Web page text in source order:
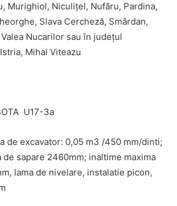
Murighiol, Niculițel, Nufăru, Pardina,
Slava Cercheză, Smârdan,
Nucarilor sau în județul
Mihai Viteazu
U17-3a
de excavator: 0,05 m3 /450 mm/dinti;
de sapare 2460mm; inaltime maxima
lama de nivelare, instalatie picon,